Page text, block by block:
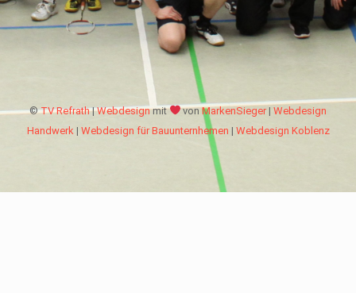
©TV Refrath|Webdesignmit vonMarkenSieger|Webdesign
Handwerk| Webdesign für Bauunternhemen | Webdesign Koblenz